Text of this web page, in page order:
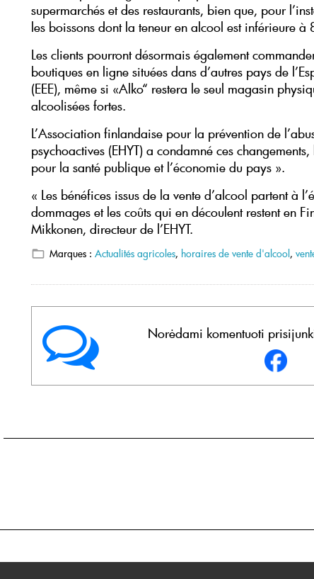
supermarchés et des restaurants, bien que, pour
les boissons dont la teneur en alcool est inférieure à
Les clients pourront désormais également
boutiques en ligne situées dans d’autres pays de
(EEE), même si «Alko“ restera le seul magasin
alcoolisées fortes.
L’Association finlandaise pour la prévention de
psychoactives (EHYT) a condamné ces
pour la santé publique et l’économie du pays ».
« Les bénéfices issus de la vente d’alcool partent à
dommages et les coûts qui en découlent restent en
Mikkonen, directeur de l’EHYT.
Marques : Actualités agricoles, horaires de vente d'alcool,
Norėdami komentuoti